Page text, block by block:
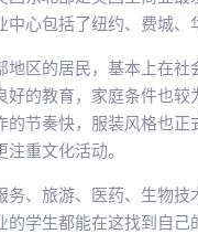
心包括了纽约、费城、
地区的居民，基本上在社
的教育，家庭条件也较
的节奏快，服装风格也正
重文化活动。
务、旅游、医药、生物技
学生都能在这找到自己